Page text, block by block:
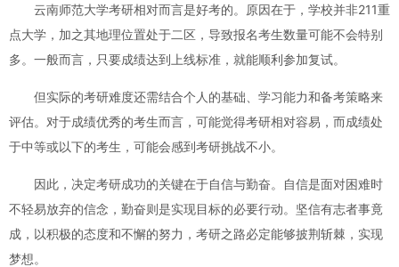
云南师范大学考研相对而言是好考的。原因在于，学校并非211重
点大学，加之其地理位置处于二区，导致报名考生数量可能不会特别
多。一般而言，只要成绩达到上线标准，就能顺利参加复试。
但实际的考研难度还需结合个人的基础、学习能力和备考策略来
评估。对于成绩优秀的考生而言，可能觉得考研相对容易，而成绩处
于中等或以下的考生，可能会感到考研挑战不小。
因此，决定考研成功的关键在于自信与勤奋。自信是面对困难时
不轻易放弃的信念，勤奋则是实现目标的必要行动。坚信有志者事竟
成，以积极的态度和不懈的努力，考研之路必定能够披荆斩棘，实现
梦想。